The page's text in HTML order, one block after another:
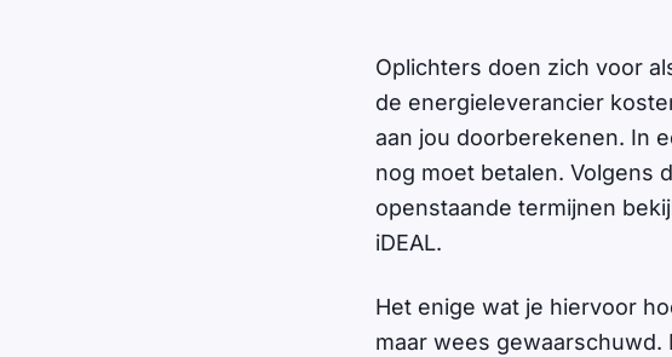
Oplichters doen zich voor
de energieleverancier
aan jou doorberekenen. In
nog moet betalen. Volgens
openstaande termijnen
iDEAL.
Het enige wat je hiervoor
maar wees